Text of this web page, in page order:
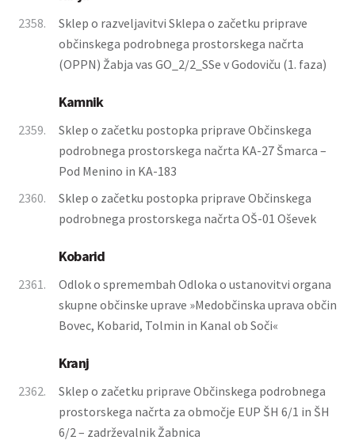
2358.
Sklep o razveljavitvi Sklepa o začetku priprave
občinskega podrobnega prostorskega načrta
(OPPN) Žabja vas GO_2/2_SSe v Godoviču (1. faza)
Kamnik
2359.
Sklep o začetku postopka priprave Občinskega
podrobnega prostorskega načrta KA-27 Šmarca –
Pod Menino in KA-183
2360.
Sklep o začetku postopka priprave Občinskega
podrobnega prostorskega načrta OŠ-01 Oševek
Kobarid
2361.
Odlok o spremembah Odloka o ustanovitvi organa
skupne občinske uprave »Medobčinska uprava občin
Bovec, Kobarid, Tolmin in Kanal ob Soči«
Kranj
2362.
Sklep o začetku priprave Občinskega podrobnega
prostorskega načrta za območje EUP ŠH 6/1 in ŠH
6/2 – zadrževalnik Žabnica